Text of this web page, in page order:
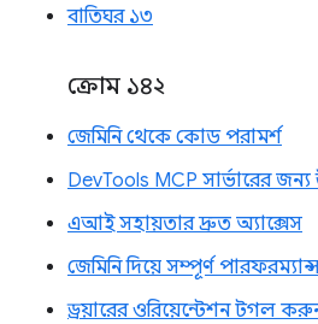
বাতিঘর ১৩
ক্রোম ১৪২
জেমিনি থেকে কোড পরামর্শ
DevTools MCP সার্ভারের জন্য
এআই সহায়তার দ্রুত অ্যাক্সেস
জেমিনি দিয়ে সম্পূর্ণ
ড্রয়ারের ওরিয়েন্টেশন টগল